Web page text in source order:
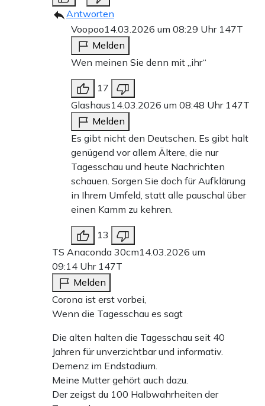
Antworten
Voopoo14.03.2026 um 08:29 Uhr 147T
Melden
Wen meinen Sie denn mit „ihr“
17
Glashaus14.03.2026 um 08:48 Uhr 147T
Melden
Es gibt nicht den Deutschen. Es gibt halt
genügend vor allem Ältere, die nur
Tagesschau und heute Nachrichten
schauen. Sorgen Sie doch für Aufklärung
in Ihrem Umfeld, statt alle pauschal über
einen Kamm zu kehren.
13
TS Anaconda 30cm14.03.2026 um
09:14 Uhr 147T
Melden
Corona ist erst vorbei,
Wenn die Tagesschau es sagt
Die alten halten die Tagesschau seit 40
Jahren für unverzichtbar und informativ.
Demenz im Endstadium.
Meine Mutter gehört auch dazu.
Der zeigst du 100 Halbwahrheiten der